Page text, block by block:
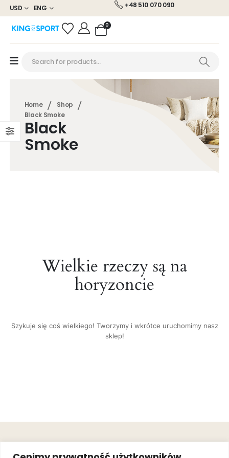
USD ENG +48 510 070 090
0
Home
Shop
Black Smoke
Black
Smoke
Wielkie rzeczy są na
horyzoncie
Szykuje się coś wielkiego! Tworzymy i wkrótce uruchomimy nasz
sklep!
JOIN OUR
OBSŁUGA .